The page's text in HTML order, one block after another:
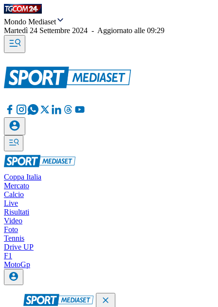
Mondo Mediaset
Martedì 24 Settembre 2024 - Aggiornato alle 09:29
Coppa Italia
Mercato
Calcio
Live
Risultati
Video
Foto
Tennis
Drive UP
F1
MotoGp